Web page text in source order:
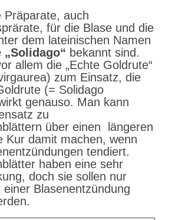
Präparate, auch
für die Blase und die
dem lateinischen Namen
bekannt sind.
allem die „Echte Goldrute“
zum Einsatz, die
(= Solidago
genauso. Man kann
zu
über einen längeren
Kur damit machen, wenn
tendiert.
haben eine sehr
doch sie sollen nur
einer Blasenentzündung